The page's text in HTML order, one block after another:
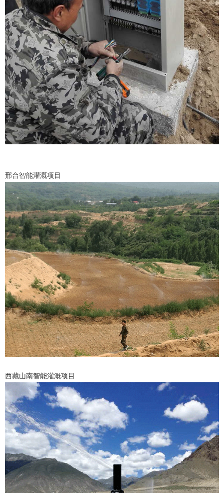
邢台智能灌溉项目
西藏山南智能灌溉项目